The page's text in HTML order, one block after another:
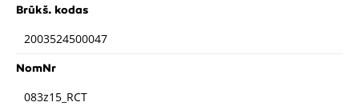
Brūkš. kodas
2003524500047
NomNr
083z15_RCT